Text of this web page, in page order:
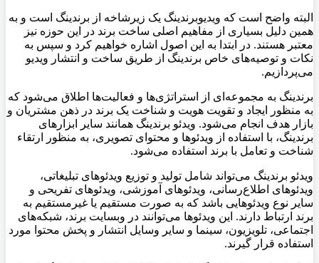
البته واضح است که ویدیوبرندینگ یک زیرشاخه از برندینگ است و به
همین دلیل بسیاری از مفاهیم اصلی ساخت برند در این حوزه نیز
معتبر هستند. در ابتدا به این اصول اشاره خواهیم کرد و سپس به
نکات و توصیه‌های خاص برندینگ از طریق ساخت و انتشار ویدیو
می‌پردازیم.
برندینگ به مجموعه‌ای از استراتژی‌ها و فعالیت‌ها اطلاق می‌شود که
به منظور ایجاد و تقویت هویت و شناخت یک برند در ذهن مشتریان و
بازار هدف انجام می‌شود. ویدئو برندینگ همانند سایر ابزارهای
برندینگ، با استفاده از ویدئوها و محتوای تصویری، به منظور ارتقاء
شناخت و تعامل با برند استفاده می‌شود.
ویدئو برندینگ می‌تواند شامل تولید و توزیع ویدئوهای تبلیغاتی،
ویدئوهای اطلاع‌رسانی، ویدئوهای آموزشی، ویدئوهای تفریحی و
سایر نوع ویدئوهایی باشد که به صورت مستقیم یا غیرمستقیم به
برند ارتباط دارند. این ویدئوها می‌توانند در وبسایت برند، شبکه‌های
اجتماعی، تلویزیون، سینما و سایر وسایل انتشار و پخش محتوا مورد
استفاده قرار گیرند.